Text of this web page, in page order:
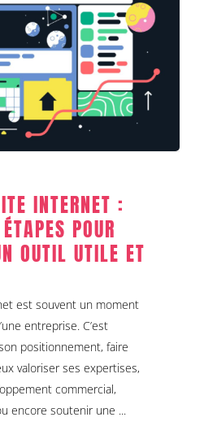
internet : les
pour construire un
et efficace
digitale
INTERNET :
POUR
OUTIL UTILE ET
est souvent un moment
entreprise. C’est
positionnement, faire
valoriser ses expertises,
commercial,
encore soutenir une ...